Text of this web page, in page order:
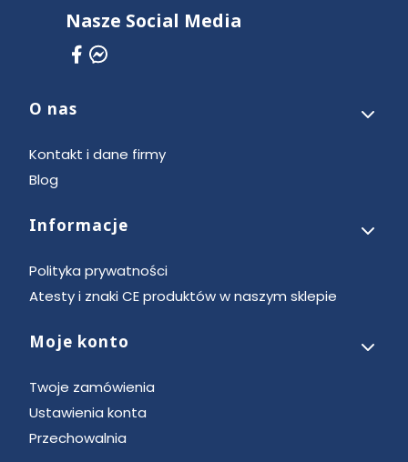
Nasze Social Media
Linki w stopce
O nas
Kontakt i dane firmy
Blog
Informacje
Polityka prywatności
Atesty i znaki CE produktów w naszym sklepie
Moje konto
Twoje zamówienia
Ustawienia konta
Przechowalnia